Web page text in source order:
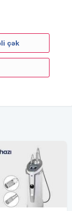
çək